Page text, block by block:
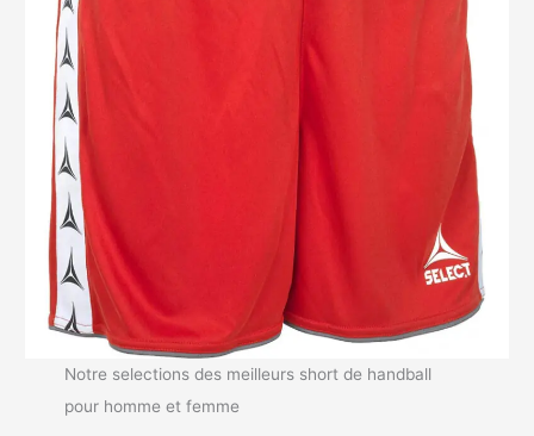
Notre selections des meilleurs short de handball
pour homme et femme